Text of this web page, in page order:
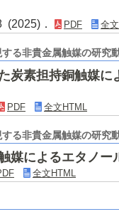
(2025)． PDF 全
る非貴金属触媒の研究
炭素担持銅触媒
PDF 全文HTML
る非貴金属触媒の研究
媒によるエタノー
全文HTML